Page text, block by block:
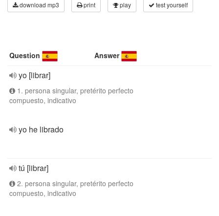
download mp3 print play test yourself
Question Answer
yo [librar]
1. persona singular, pretérito perfecto
compuesto, indicativo
yo he librado
tú [librar]
2. persona singular, pretérito perfecto
compuesto, indicativo